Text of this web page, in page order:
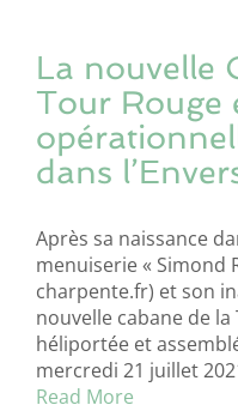
La nouvelle
Tour Rouge
dans
Après sa naissance
menuiserie « Simond
charpente.fr) et son
nouvelle cabane de
héliportée et
mercredi 21 juillet
Read More